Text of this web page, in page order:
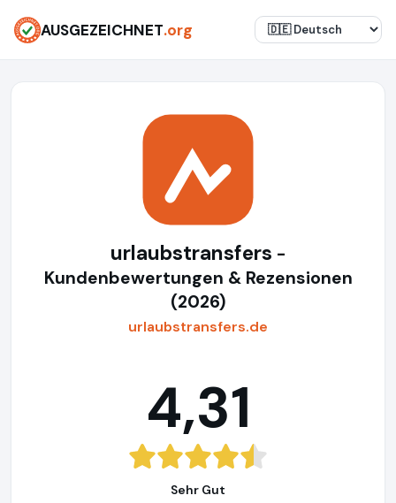
AUSGEZEICHNET.org
urlaubstransfers -
Kundenbewertungen & Rezensionen
(2026)
urlaubstransfers.de
4,31
Sehr Gut